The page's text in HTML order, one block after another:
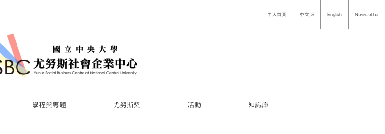
中大首頁 中文版 English Newsletter
學程與專題 尤努斯獎 活動 知識庫